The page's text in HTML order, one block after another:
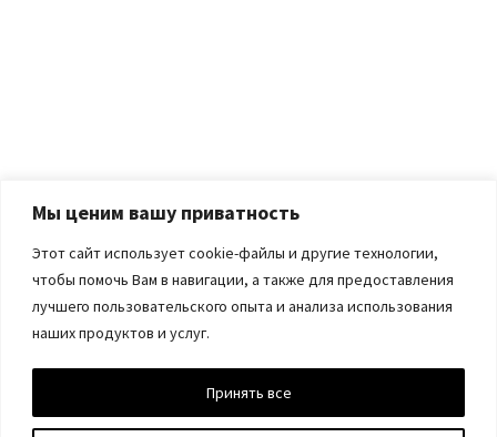
Мы ценим вашу приватность
Этот сайт использует cookie-файлы и другие технологии,
чтобы помочь Вам в навигации, а также для предоставления
лучшего пользовательского опыта и анализа использования
наших продуктов и услуг.
Принять все